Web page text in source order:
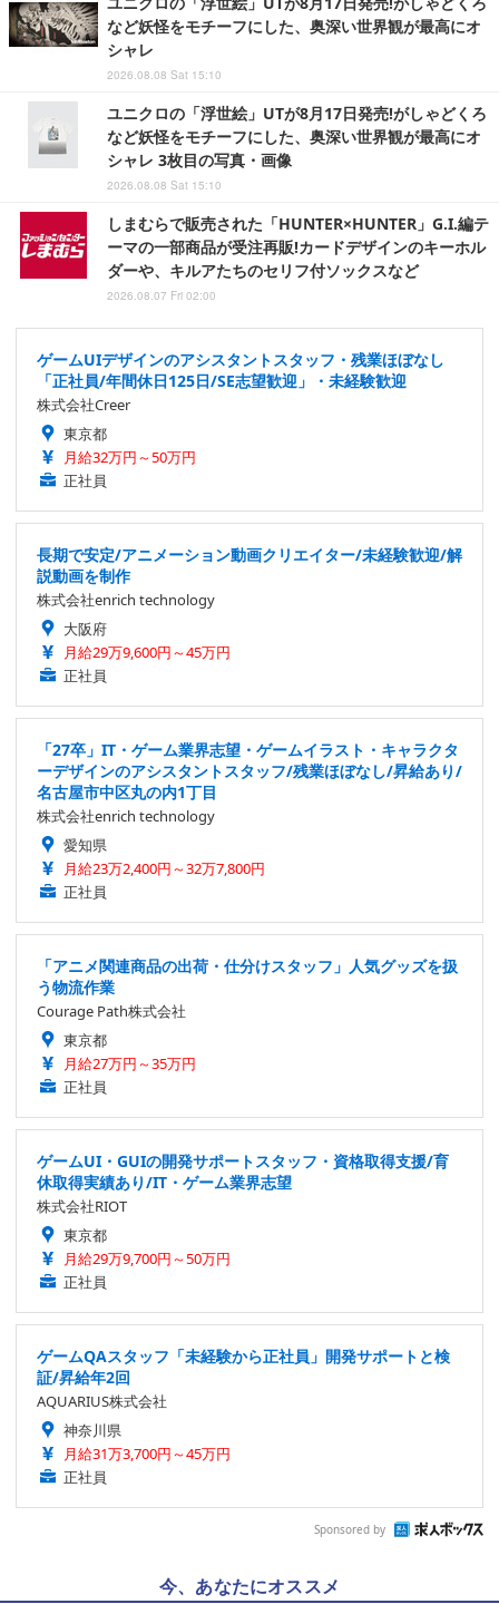
など妖怪をモチーフにした、奥深い世界観が最高にオ
シャレ
2026.08.08 Sat 15:10
ユニクロの「浮世絵」UTが8月17日発売!がしゃどくろ
など妖怪をモチーフにした、奥深い世界観が最高にオ
シャレ 3枚目の写真・画像
2026.08.08 Sat 15:10
しまむらで販売された「HUNTER×HUNTER」G.I.編テ
ーマの一部商品が受注再販!カードデザインのキーホル
ダーや、キルアたちのセリフ付ソックスなど
2026.08.07 Fri 02:00
ゲームUIデザインのアシスタントスタッフ・残業ほぼなし
「正社員/年間休日125日/SE志望歓迎」・未経験歓迎
株式会社Creer
東京都
月給32万円～50万円
正社員
長期で安定/アニメーション動画クリエイター/未経験歓迎/解
説動画を制作
株式会社enrich technology
大阪府
月給29万9,600円～45万円
正社員
「27卒」IT・ゲーム業界志望・ゲームイラスト・キャラクタ
ーデザインのアシスタントスタッフ/残業ほぼなし/昇給あり/
名古屋市中区丸の内1丁目
株式会社enrich technology
愛知県
月給23万2,400円～32万7,800円
正社員
「アニメ関連商品の出荷・仕分けスタッフ」人気グッズを扱
う物流作業
Courage Path株式会社
東京都
月給27万円～35万円
正社員
ゲームUI・GUIの開発サポートスタッフ・資格取得支援/育
休取得実績あり/IT・ゲーム業界志望
株式会社RIOT
東京都
月給29万9,700円～50万円
正社員
ゲームQAスタッフ「未経験から正社員」開発サポートと検
証/昇給年2回
AQUARIUS株式会社
神奈川県
月給31万3,700円～45万円
正社員
Sponsored by
今、あなたにオススメ